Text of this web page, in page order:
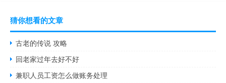
猜你想看的文章
古老的传说 攻略
回老家过年去好不好
兼职人员工资怎么做账务处理